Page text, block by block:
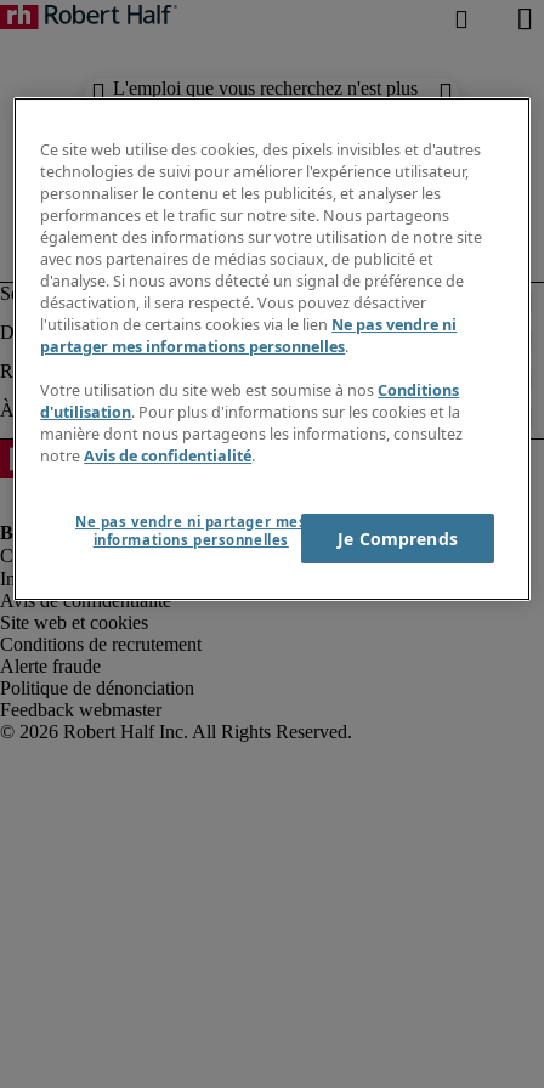
L'emploi que vous recherchez n'est plus
Informations sur la société
Avis de confidentialité
Site web et cookies
Conditions de recrutement
Alerte fraude
Politique de dénonciation
Feedback webmaster
Ce site web utilise des cookies, des pixels invisibles et d'autres
technologies de suivi pour améliorer l'expérience utilisateur,
personnaliser le contenu et les publicités, et analyser les
performances et le trafic sur notre site. Nous partageons
également des informations sur votre utilisation de notre site
avec nos partenaires de médias sociaux, de publicité et
d'analyse. Si nous avons détecté un signal de préférence de
désactivation, il sera respecté. Vous pouvez désactiver
l'utilisation de certains cookies via le lien Ne pas vendre ni
partager mes informations personnelles.
Votre utilisation du site web est soumise à nosConditions
d'utilisation. Pour plus d'informations sur les cookies et la
manière dont nous partageons les informations, consultez
notreAvis de confidentialité.
Ne pas vendre ni partager mes
informations personnelles
Je Comprends